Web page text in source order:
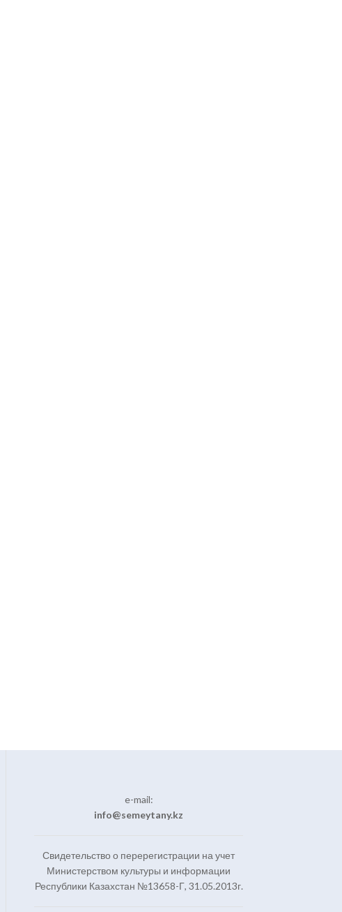
e-mail:
info@semeytany.kz
Свидетельство о перерегистрации на учет
Министерством культуры и информации
Республики Казахстан №13658-Г, 31.05.2013г.